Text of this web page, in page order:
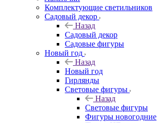
Комплектующие светильников
Садовый декор
Назад
Садовый декор
Садовые фигуры
Новый год
Назад
Новый год
Гирлянды
Световые фигуры
Назад
Световые фигуры
Фигуры новогодние